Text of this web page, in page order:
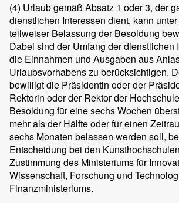
(4) Urlaub gemäß Absatz 1 oder 3, der
dienstlichen Interessen dient, kann
teilweiser Belassung der Besoldung
Dabei sind der Umfang der dienstlichen
die Einnahmen und Ausgaben aus
Urlaubsvorhabens zu berücksichtigen.
bewilligt die Präsidentin oder der
Rektorin oder der Rektor der
Besoldung für eine sechs Wochen
mehr als der Hälfte oder für einen
sechs Monaten belassen werden soll,
Entscheidung bei den
Zustimmung des Ministeriums für
Wissenschaft, Forschung und
Finanzministeriums.